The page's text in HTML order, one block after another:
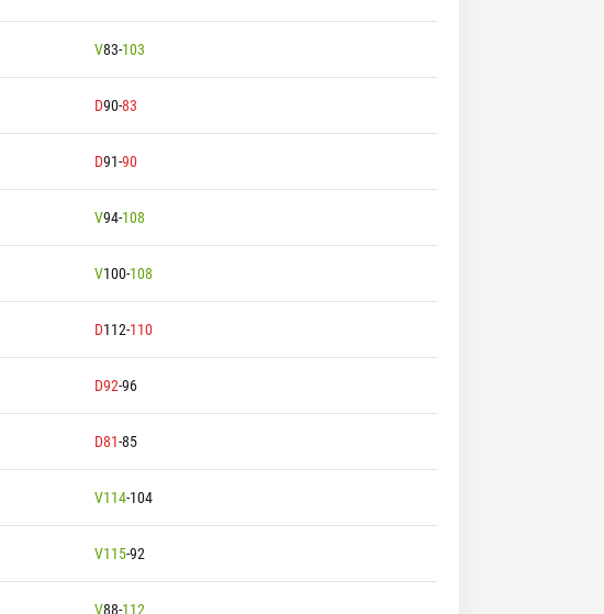
V83-103
D90-83
D91-90
V94-108
V100-108
D112-110
D92-96
D81-85
V114-104
V115-92
V88-112